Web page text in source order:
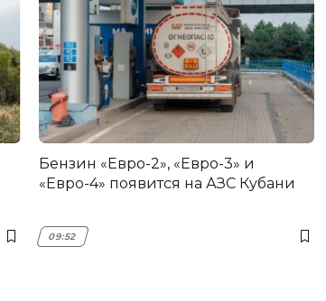
Бензин «Евро-2», «Евро-3» и
«Евро-4» появится на АЗС Кубани
09:52